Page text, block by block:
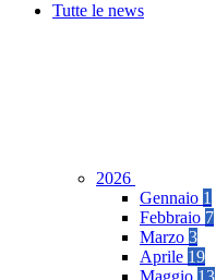
Tutte le news
2026
Gennaio 1
Febbraio 7
Marzo 3
Aprile 19